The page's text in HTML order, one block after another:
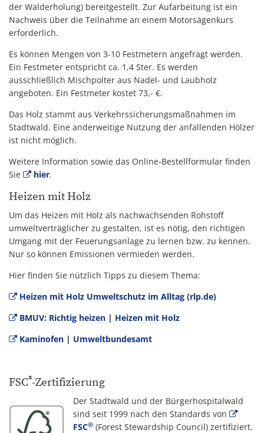
der Walderholung) bereitgestellt. Zur Aufarbeitung ist ein
Nachweis über die Teilnahme an einem Motorsägenkurs
erforderlich.
Es können Mengen von 3-10 Festmetern angefragt werden.
Ein Festmeter entspricht ca. 1,4 Ster. Es werden
ausschließlich Mischpolter aus Nadel- und Laubholz
angeboten. Ein Festmeter kostet 73,- €.
Das Holz stammt aus Verkehrssicherungsmaßnahmen im
Stadtwald. Eine anderweitige Nutzung der anfallenden Hölzer
ist nicht möglich.
Weitere Information sowie das Online-Bestellformular finden
Sie
hier.
Heizen mit Holz
Um das Heizen mit Holz als nachwachsenden Rohstoff
umweltverträglicher zu gestalten, ist es nötig, den richtigen
Umgang mit der Feuerungsanlage zu lernen bzw. zu kennen.
Nur so können Emissionen vermieden werden.
Hier finden Sie nützlich Tipps zu diesem Thema:
Heizen mit Holz Umweltschutz im Alltag (rlp.de)
BMUV: Richtig heizen | Heizen mit Holz
Kaminofen | Umweltbundesamt
FSC®-Zertifizierung
Der Stadtwald und der Bürgerhospitalwald
sind seit 1999 nach den Standards von
FSC® (Forest Stewardship Council) zertifiziert.